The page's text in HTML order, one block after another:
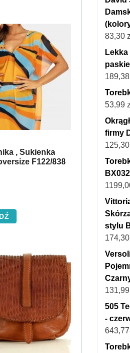
, Sukienka
F122/838
83,30
189,38
53,99
firmy
125,30
stylu
174,30
131,99
505
-
643,77